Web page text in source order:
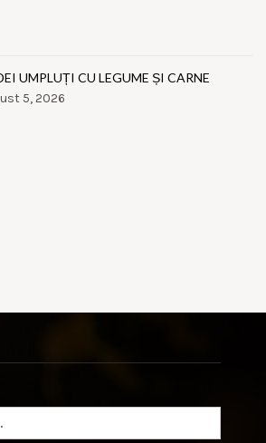
UMPLUȚI CU LEGUME ȘI CARNE
5, 2026